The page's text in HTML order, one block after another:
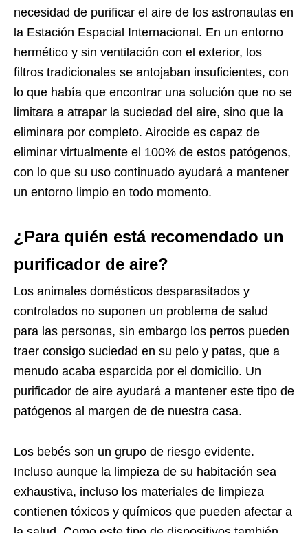
necesidad de purificar el aire de los astronautas en
la Estación Espacial Internacional. En un entorno
hermético y sin ventilación con el exterior, los
filtros tradicionales se antojaban insuficientes, con
lo que había que encontrar una solución que no se
limitara a atrapar la suciedad del aire, sino que la
eliminara por completo. Airocide es capaz de
eliminar virtualmente el 100% de estos patógenos,
con lo que su uso continuado ayudará a mantener
un entorno limpio en todo momento.
¿Para quién está recomendado un
purificador de aire?
Los animales domésticos desparasitados y
controlados no suponen un problema de salud
para las personas, sin embargo los perros pueden
traer consigo suciedad en su pelo y patas, que a
menudo acaba esparcida por el domicilio. Un
purificador de aire ayudará a mantener este tipo de
patógenos al margen de de nuestra casa.
Los bebés son un grupo de riesgo evidente.
Incluso aunque la limpieza de su habitación sea
exhaustiva, incluso los materiales de limpieza
contienen tóxicos y químicos que pueden afectar a